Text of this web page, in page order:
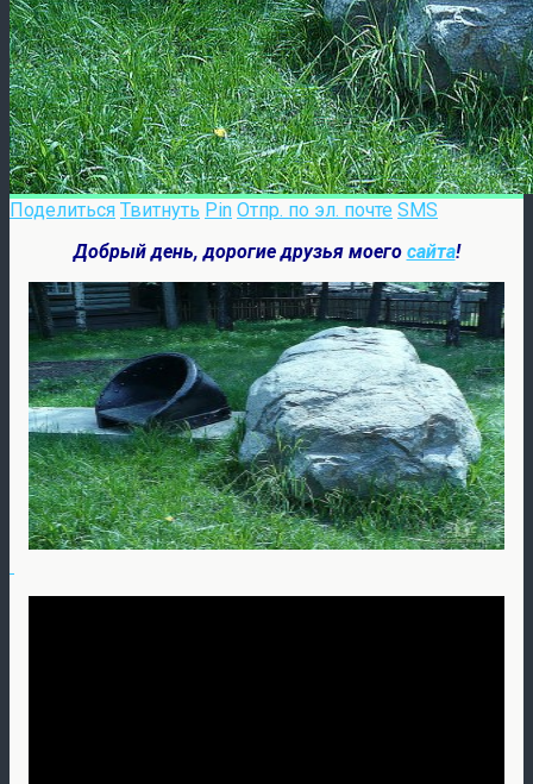
Поделиться Твитнуть Pin Отпр. по эл. почте SMS
Добрый день, дорогие друзья моего сайта!